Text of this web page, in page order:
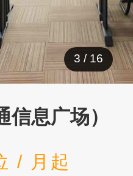
4 / 16
息广场）
/ 月起